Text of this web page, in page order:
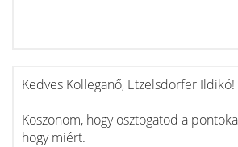
Kedves Kolleganő, Etzelsdorfer Ildikó!
Köszönöm, hogy osztogatod a
hogy miért.